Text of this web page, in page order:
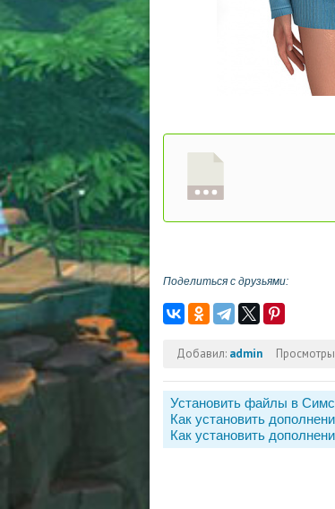
Поделиться с друзьями:
Добавил: admin
Установить файлы в
Как установить
Как установить